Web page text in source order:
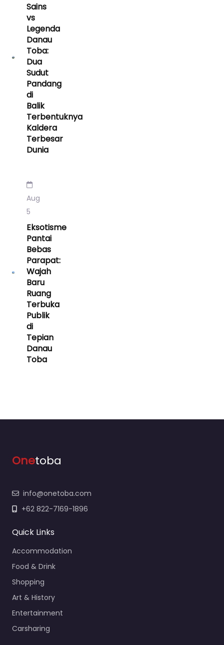
Sains
vs
Legenda
Danau
Toba:
Dua
Sudut
Pandang
di
Balik
Terbentuknya
Kaldera
Terbesar
Dunia
Aug
5
Eksotisme
Pantai
Bebas
Parapat:
Wajah
Baru
Ruang
Terbuka
Publik
di
Tepian
Danau
Toba
Onetoba
info@onetoba.com
+62 822-7169-1896
Quick Links
Accommodation
Food & Drink
Shopping
Art & History
Entertainment
Carsharing